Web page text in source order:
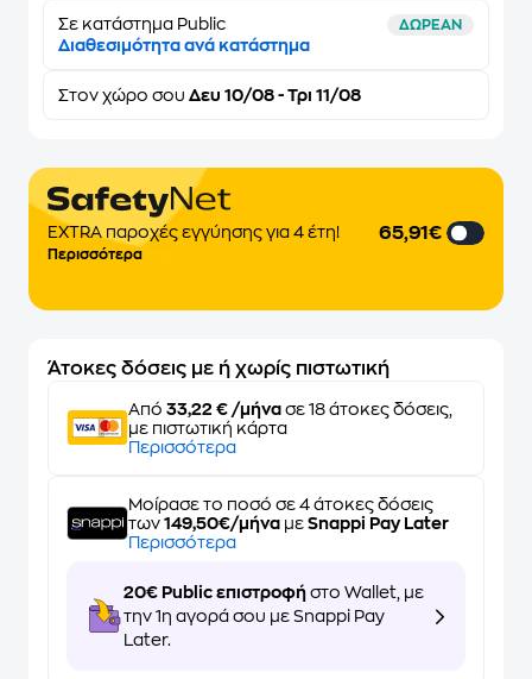
Σε κατάστημα Public ΔΩΡΕΑΝ
Διαθεσιμότητα ανά κατάστημα
Στον χώρο σου Δευ 10/08 - Τρι 11/08
EXTRA παροχές εγγύησης για 4 έτη!
Περισσότερα
65,91€
Άτοκες δόσεις με ή χωρίς πιστωτική
Από 33,22 € /μήνα σε 18 άτοκες δόσεις,
με πιστωτική κάρτα
Περισσότερα
Μοίρασε το ποσό σε 4 άτοκες δόσεις
των 149,50€/μήνα με Snappi Pay Later
Περισσότερα
20€ Public επιστροφή στο Wallet, με
την 1η αγορά σου με Snappi Pay
Later.